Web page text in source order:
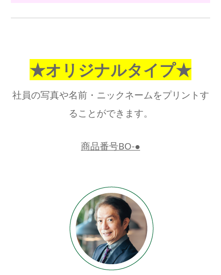
★オリジナルタイプ★
社員の写真や名前・ニックネームをプリントす
ることができます。
商品番号BO‐●